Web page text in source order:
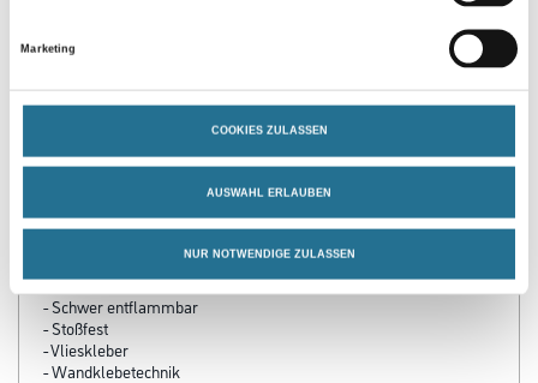
Marketing
COOKIES ZULASSEN
AUSWAHL ERLAUBEN
NUR NOTWENDIGE ZULASSEN
- Diffusionsoffen
- Leicht entfernbar
- Rissüberbrückend
- Schwer entflammbar
- Stoßfest
- Vlieskleber
- Wandklebetechnik